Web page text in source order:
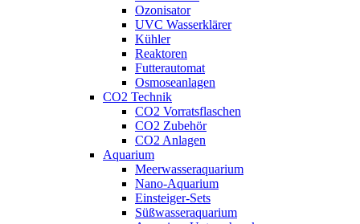
Ozonisator
UVC Wasserklärer
Kühler
Reaktoren
Futterautomat
Osmoseanlagen
CO2 Technik
CO2 Vorratsflaschen
CO2 Zubehör
CO2 Anlagen
Aquarium
Meerwasseraquarium
Nano-Aquarium
Einsteiger-Sets
Süßwasseraquarium